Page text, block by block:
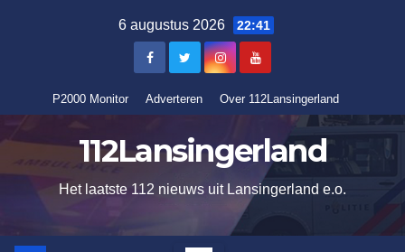
6 augustus 2026 22:41
P2000 Monitor Adverteren Over 112Lansingerland
112Lansingerland
Het laatste 112 nieuws uit Lansingerland e.o.